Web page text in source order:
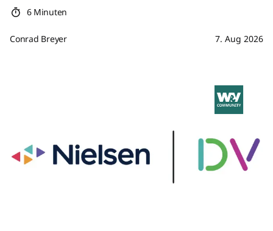
6 Minuten
Conrad Breyer 7. Aug 2026